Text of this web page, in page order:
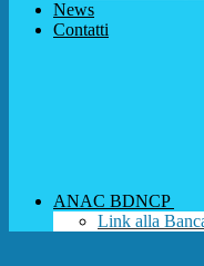
News
Contatti
ANAC BDNCP
Link alla